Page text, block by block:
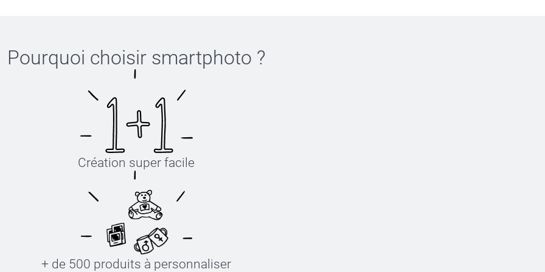
Pourquoi choisir smartphoto ?
Création super facile
+ de 500 produits à personnaliser